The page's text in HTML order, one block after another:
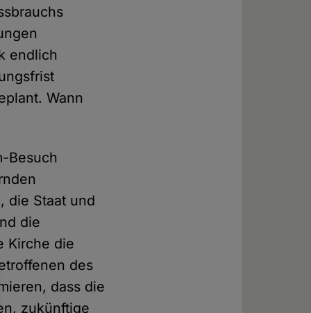
endlich
Wann
Besuch
die Staat und
die
Kirche die
des
dass die
zukünftige